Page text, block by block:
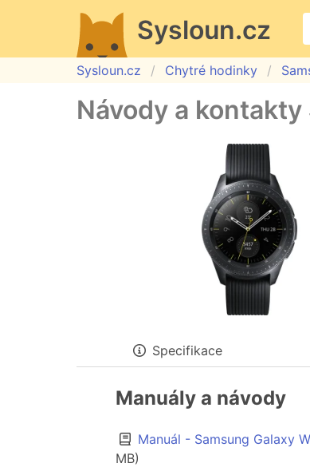
Sysloun.cz
Sysloun.cz Chytré hodinky
Návody a kontakty
Specifikace
Manuály a návody
Manuál - Samsung Galaxy
MB)